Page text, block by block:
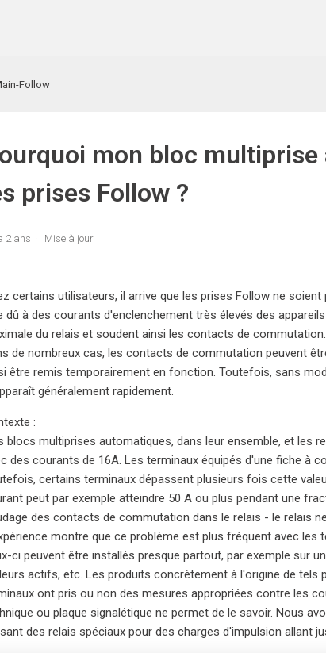
Follow
mon bloc
prises Follow ?
2 ans Mise à jour
certains utilisateurs, il arrive que les prises Follow ne
dû à des courants d'enclenchement très élevés des
du relais et soudent ainsi les contacts de commutation.
de nombreux cas, les contacts de commutation peuvent
être remis temporairement en fonction. Toutefois, sans
généralement rapidement.
:
blocs multiprises automatiques, dans leur ensemble, et les
des courants de 16A. Les terminaux équipés d'une fiche à
certains terminaux dépassent plusieurs fois cette
peut par exemple atteindre 50 A ou plus pendant une
des contacts de commutation dans le relais - le relais
montre que ce problème est plus fréquent avec les
ci peuvent être installés presque partout, par exemple sur
actifs, etc. Les produits concrètement à l'origine de
ont pris ou non des mesures appropriées contre les
ou plaque signalétique ne permet de le savoir. Nous
des relais spéciaux pour des charges d'impulsion allant